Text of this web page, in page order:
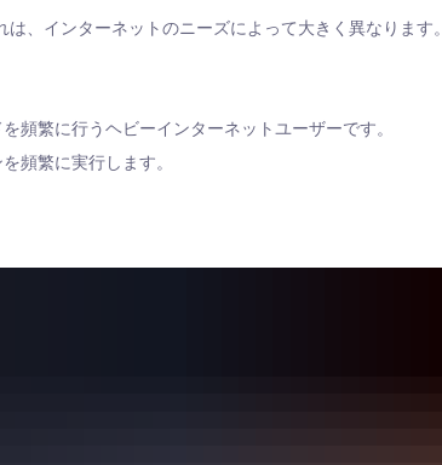
、インターネットのニーズによって大きく異なります。
頻繁に行うヘビーインターネットユーザーです。
頻繁に実行します。